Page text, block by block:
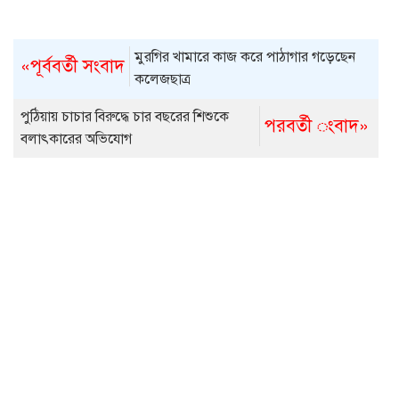
«পূর্ববর্তী সংবাদ মুরগির খামারে কাজ করে পাঠাগার গড়েছেন
কলেজছাত্র
পরবর্তী ংবাদ»
পুঠিয়ায় চাচার বিরুদ্ধে চার বছরের শিশুকে
বলাৎকারের অভিযোগ